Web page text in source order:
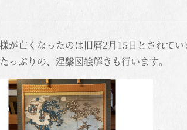
が亡くなったのは旧暦2月15日とされて
っぷりの、涅槃図絵解きも行います。